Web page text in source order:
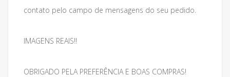
contato pelo campo de mensagens do seu pedido.
IMAGENS REAIS!!
OBRIGADO PELA PREFERÊNCIA E BOAS COMPRAS!